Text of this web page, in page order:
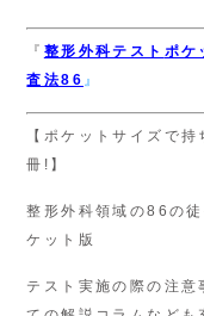
『 整形外科テスト ポケ
査法86 』
【ポケットサイズで
冊!】
整形外科領域の86の
ケット版
テスト実施の際の注